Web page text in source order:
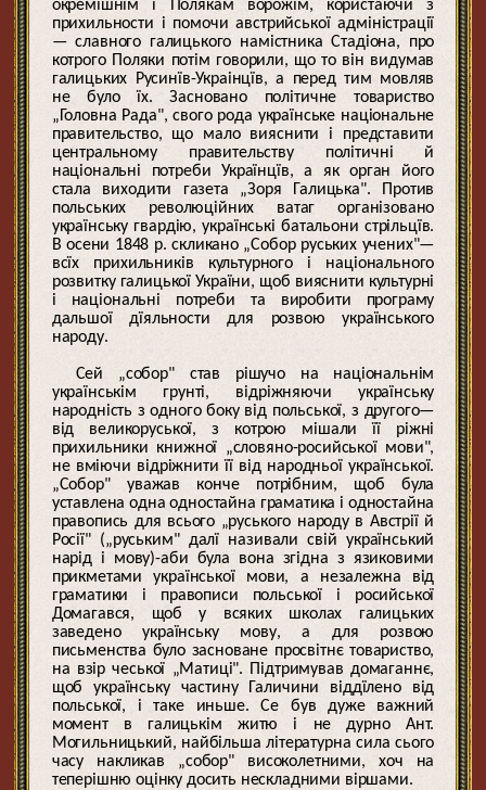
окремішнім і Полякам ворожім, користаючи з
прихильности і помочи австрийської адміністрації
— славного галицького намістника Стадіона, про
котрого Поляки потім говорили, що то він видумав
галицьких Русинїв-Украінцїв, а перед тим мовляв
не було їх. Засновано політичне товариство
„Головна Рада", свого рода українське національне
правительство, що мало вияснити і представити
центральному правительству політичні й
національні потреби Українцїв, а як орган його
стала виходити газета „Зоря Галицька". Против
польських революційних ватаг організовано
українську гвардію, українські батальони стрільцїв.
В осени 1848 р. скликано „Собор руських учених"—
всїх прихильників культурного і національного
розвитку галицької України, щоб вияснити культурні
і національні потреби та виробити програму
дальшої дїяльности для розвою українського
народу.
Сей „собор" став рішучо на національнім
українськім грунті, відріжняючи українську
народність з одного боку від польської, з другого—
від великоруської, з котрою мішали її ріжні
прихильники книжної „словяно-росийської мови",
не вміючи відріжнити її від народньої української.
„Собор" уважав конче потрібним, щоб була
уставлена одна одностайна граматика і одностайна
правопись для всього „руського народу в Австрії й
Росії" („руським" далї називали свій український
нарід і мову)-аби була вона згідна з язиковими
прикметами української мови, а незалежна від
граматики і правописи польської і росийської
Домагався, щоб у всяких школах галицьких
заведено українську мову, а для розвою
письменства було засноване просвітнє товариство,
на взір чеської „Матиці". Підтримував домаганнє,
щоб українську частину Галичини віддїлено від
польської, і таке иньше. Се був дуже важний
момент в галицькім житю і не дурно Ант.
Могильницький, найбільша літературна сила сього
часу накликав „собор" високолетними, хоч на
теперішню оцінку досить нескладними віршами.